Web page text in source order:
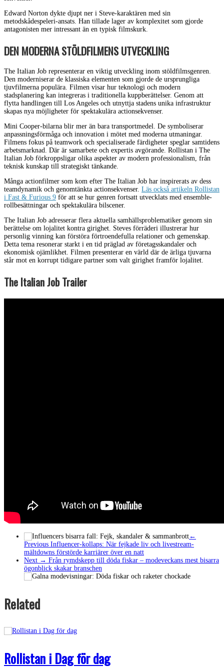
Edward Norton dykte djupt ner i Steve-karaktären med sin
metodskådespeleri-ansats. Han tillade lager av komplexitet som gjorde
antagonisten mer intressant än en typisk filmskurk.
DEN MODERNA STÖLDFILMENS UTVECKLING
The Italian Job representerar en viktig utveckling inom stöldfilmsgenren.
Den moderniserar de klassiska elementen som gjorde de ursprungliga
tjuvfilmerna populära. Filmen visar hur teknologi och modern
stadsplanering kan integreras i traditionella kuppberättelser. Genom att
flytta handlingen till Los Angeles och utnyttja stadens unika infrastruktur
skapas nya möjligheter för spektakulära actionsekvenser.
Mini Cooper-bilarna blir mer än bara transportmedel. De symboliserar
anpassningsförmåga och innovation i mötet med moderna utmaningar.
Filmens fokus på teamwork och specialiserade färdigheter speglar samtidens
arbetsmarknad. Där är samarbete och expertis avgörande. Rollistan i The
Italian Job förkroppsligar olika aspekter av modern professionalism, från
teknisk kunskap till strategiskt tänkande.
Många actionfilmer som kom efter The Italian Job har inspirerats av dess
teamdynamik och genomtänkta actionsekvenser. Läs också artikeln Rollistan
i Fast & Furious 9 för att se hur genren fortsatt utvecklats med ensemble-
rollbesättningar och spektakulära bilscener.
The Italian Job adresserar flera aktuella samhällsproblematiker genom sin
berättelse om lojalitet kontra girighet. Steves förräderi illustrerar hur
personlig vinning kan förstöra förtroendefulla relationer och gemenskap.
Detta tema resonerar starkt i en tid präglad av företagsskandaler och
ekonomisk ojämlikhet. Filmen presenterar en värld där de ärliga tjuvarna
står mot en korrupt tidigare partner som valt girighet framför lojalitet.
The Italian Job Trailer
←
Previous Influencer-kollaps: När fejkade liv och livestream-
mältdowns förstörde karriärer över en natt
Next → Från rymdskepp till döda fiskar – modeveckans mest bisarra
ögonblick skakar branschen
Related
Rollistan i Dag för dag